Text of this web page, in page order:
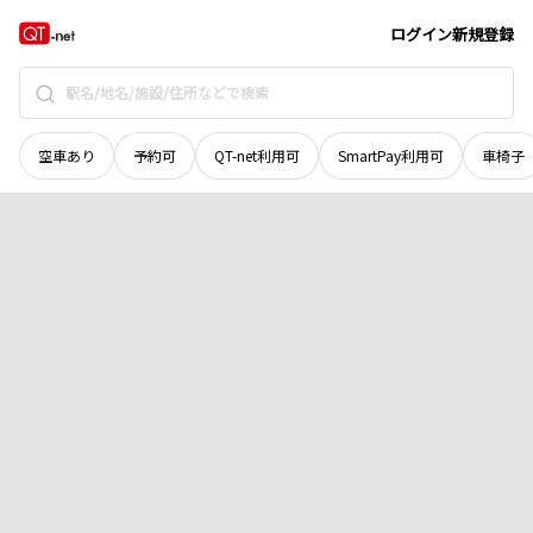
ログイン新規登録
空車あり 予約可 QT-net利用可 SmartPay利用可 車椅子
北海道